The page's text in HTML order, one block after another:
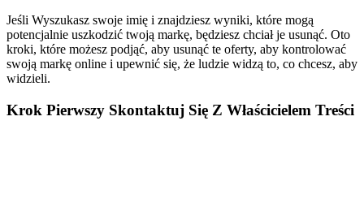
Jeśli Wyszukasz swoje imię i znajdziesz wyniki, które mogą
potencjalnie uszkodzić twoją markę, będziesz chciał je usunąć. Oto
kroki, które możesz podjąć, aby usunąć te oferty, aby kontrolować
swoją markę online i upewnić się, że ludzie widzą to, co chcesz, aby
widzieli.
Krok Pierwszy Skontaktuj Się Z Właścicielem Treści